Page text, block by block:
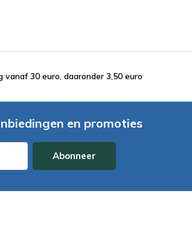
vanaf 30 euro, daaronder 3,50 euro
en promoties
Abonneer